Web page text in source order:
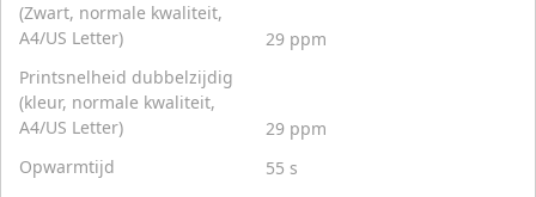
(Zwart, normale kwaliteit,
A4/US Letter)
29 ppm
Printsnelheid dubbelzijdig
(kleur, normale kwaliteit,
A4/US Letter)
29 ppm
Opwarmtijd
55 s